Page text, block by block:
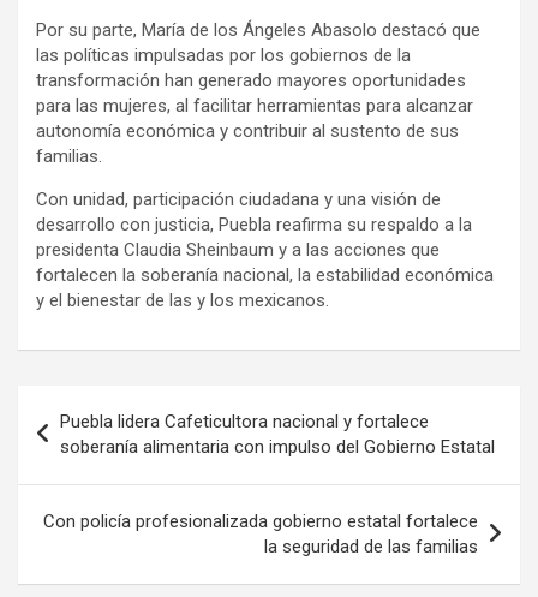
Por su parte, María de los Ángeles Abasolo destacó que
las políticas impulsadas por los gobiernos de la
transformación han generado mayores oportunidades
para las mujeres, al facilitar herramientas para alcanzar
autonomía económica y contribuir al sustento de sus
familias.
Con unidad, participación ciudadana y una visión de
desarrollo con justicia, Puebla reafirma su respaldo a la
presidenta Claudia Sheinbaum y a las acciones que
fortalecen la soberanía nacional, la estabilidad económica
y el bienestar de las y los mexicanos.
de
entradas
Puebla lidera Cafeticultora nacional y fortalece
soberanía alimentaria con impulso del Gobierno Estatal
Con policía profesionalizada gobierno estatal fortalece
la seguridad de las familias